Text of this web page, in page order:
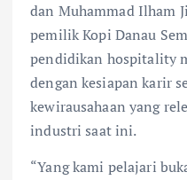
dan Muhammad Ilham
pemilik Kopi Danau
pendidikan hospitality
dengan kesiapan karir
kewirausahaan yang
industri saat ini.
“Yang kami pelajari